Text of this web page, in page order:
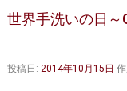
大動脈弁・大動脈基部
世界手洗いの日～
投稿日: 2014年10月15日